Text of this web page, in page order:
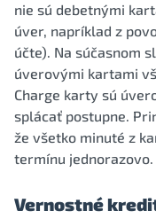
nie sú debetnými
úver, napríklad z
účte). Na súčasnom
úverovými kartami
Charge karty sú
splácať postupne.
že všetko minuté z
termínu jednorazovo.
Vernostné